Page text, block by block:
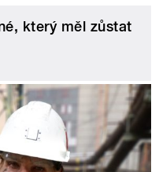
který měl zůstat